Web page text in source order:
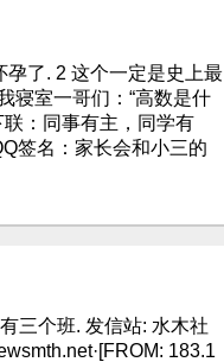
孕了. 2 这个一定是史上最
寝室一哥们：“高数是什
：同事有主，同学有
签名：家长会和小三的
三个班. 发信站: 水木社
183.1